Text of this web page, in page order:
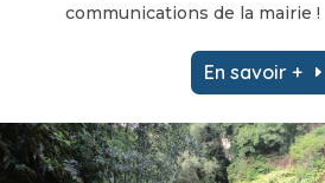
communications de la mairie !
En savoir +